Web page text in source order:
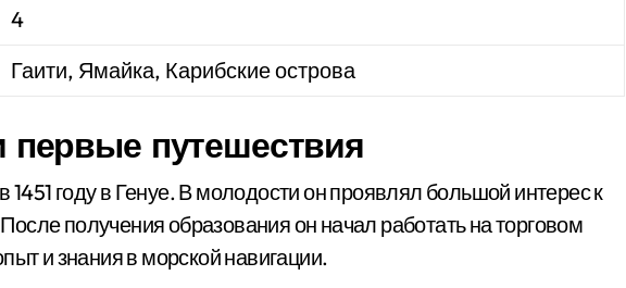
4
Гаити, Ямайка, Карибские острова
путешествия
году в Генуе. В молодости он проявлял большой интерес к
получения образования он начал работать на торговом
и знания в морской навигации.